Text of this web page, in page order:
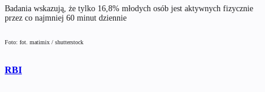
Badania wskazują, że tylko 16,8% młodych osób jest aktywnych fizycznie
przez co najmniej 60 minut dziennie
Foto: fot. matimix / shutterstock
RBI